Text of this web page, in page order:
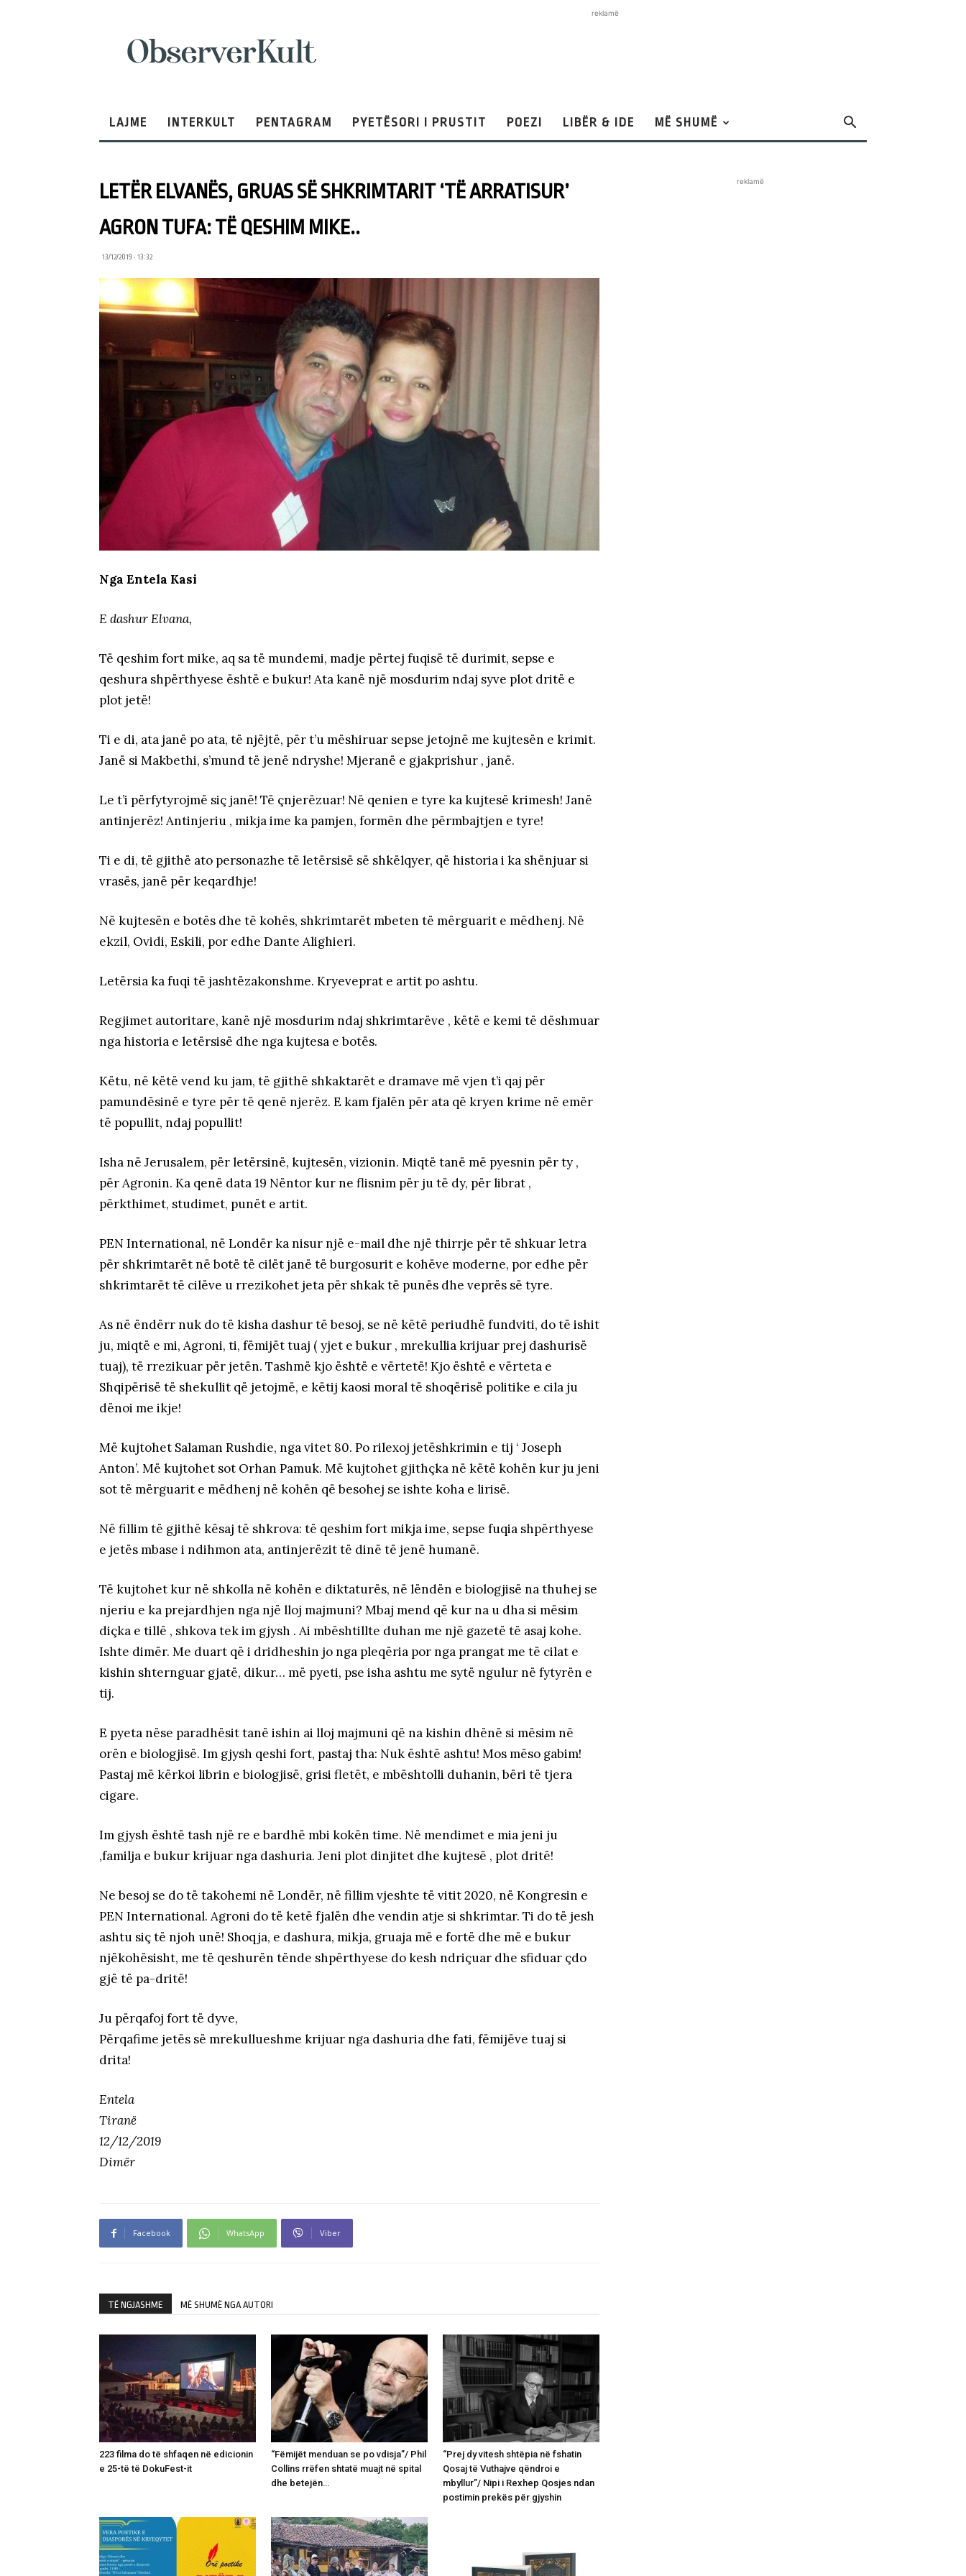
reklamë
LAJME INTERKULT PENTAGRAM PYETËSORI I PRUSTIT POEZI LIBËR & IDE MË SHUMË
LETËR ELVANËS, GRUAS SË SHKRIMTARIT ‘TË ARRATISUR’
AGRON TUFA: TË QESHIM MIKE..
13/12/2019 • 13:32
Nga Entela Kasi
E dashur Elvana,
Të qeshim fort mike, aq sa të mundemi, madje përtej fuqisë të durimit, sepse e
qeshura shpërthyese është e bukur! Ata kanë një mosdurim ndaj syve plot dritë e
plot jetë!
Ti e di, ata janë po ata, të njëjtë, për t’u mëshiruar sepse jetojnë me kujtesën e krimit.
Janë si Makbethi, s’mund të jenë ndryshe! Mjeranë e gjakprishur , janë.
Le t’i përfytyrojmë siç janë! Të çnjerëzuar! Në qenien e tyre ka kujtesë krimesh! Janë
antinjerëz! Antinjeriu , mikja ime ka pamjen, formën dhe përmbajtjen e tyre!
Ti e di, të gjithë ato personazhe të letërsisë së shkëlqyer, që historia i ka shënjuar si
vrasës, janë për keqardhje!
Në kujtesën e botës dhe të kohës, shkrimtarët mbeten të mërguarit e mëdhenj. Në
ekzil, Ovidi, Eskili, por edhe Dante Alighieri.
Letërsia ka fuqi të jashtëzakonshme. Kryeveprat e artit po ashtu.
Regjimet autoritare, kanë një mosdurim ndaj shkrimtarëve , këtë e kemi të dëshmuar
nga historia e letërsisë dhe nga kujtesa e botës.
Këtu, në këtë vend ku jam, të gjithë shkaktarët e dramave më vjen t’i qaj për
pamundësinë e tyre për të qenë njerëz. E kam fjalën për ata që kryen krime në emër
të popullit, ndaj popullit!
Isha në Jerusalem, për letërsinë, kujtesën, vizionin. Miqtë tanë më pyesnin për ty ,
për Agronin. Ka qenë data 19 Nëntor kur ne flisnim për ju të dy, për librat ,
përkthimet, studimet, punët e artit.
PEN International, në Londër ka nisur një e-mail dhe një thirrje për të shkuar letra
për shkrimtarët në botë të cilët janë të burgosurit e kohëve moderne, por edhe për
shkrimtarët të cilëve u rrezikohet jeta për shkak të punës dhe veprës së tyre.
As në ëndërr nuk do të kisha dashur të besoj, se në këtë periudhë fundviti, do të ishit
ju, miqtë e mi, Agroni, ti, fëmijët tuaj ( yjet e bukur , mrekullia krijuar prej dashurisë
tuaj), të rrezikuar për jetën. Tashmë kjo është e vërtetë! Kjo është e vërteta e
Shqipërisë të shekullit që jetojmë, e këtij kaosi moral të shoqërisë politike e cila ju
dënoi me ikje!
Më kujtohet Salaman Rushdie, nga vitet 80. Po rilexoj jetëshkrimin e tij ‘ Joseph
Anton’. Më kujtohet sot Orhan Pamuk. Më kujtohet gjithçka në këtë kohën kur ju jeni
sot të mërguarit e mëdhenj në kohën që besohej se ishte koha e lirisë.
Në fillim të gjithë kësaj të shkrova: të qeshim fort mikja ime, sepse fuqia shpërthyese
e jetës mbase i ndihmon ata, antinjerëzit të dinë të jenë humanë.
Të kujtohet kur në shkolla në kohën e diktaturës, në lëndën e biologjisë na thuhej se
njeriu e ka prejardhjen nga një lloj majmuni? Mbaj mend që kur na u dha si mësim
diçka e tillë , shkova tek im gjysh . Ai mbështillte duhan me një gazetë të asaj kohe.
Ishte dimër. Me duart që i dridheshin jo nga pleqëria por nga prangat me të cilat e
kishin shternguar gjatë, dikur… më pyeti, pse isha ashtu me sytë ngulur në fytyrën e
tij.
E pyeta nëse paradhësit tanë ishin ai lloj majmuni që na kishin dhënë si mësim në
orën e biologjisë. Im gjysh qeshi fort, pastaj tha: Nuk është ashtu! Mos mëso gabim!
Pastaj më kërkoi librin e biologjisë, grisi fletët, e mbështolli duhanin, bëri të tjera
cigare.
Im gjysh është tash një re e bardhë mbi kokën time. Në mendimet e mia jeni ju
,familja e bukur krijuar nga dashuria. Jeni plot dinjitet dhe kujtesë , plot dritë!
Ne besoj se do të takohemi në Londër, në fillim vjeshte të vitit 2020, në Kongresin e
PEN International. Agroni do të ketë fjalën dhe vendin atje si shkrimtar. Ti do të jesh
ashtu siç të njoh unë! Shoqja, e dashura, mikja, gruaja më e fortë dhe më e bukur
njëkohësisht, me të qeshurën tënde shpërthyese do kesh ndriçuar dhe sfiduar çdo
gjë të pa-dritë!
Ju përqafoj fort të dyve,
Përqafime jetës së mrekullueshme krijuar nga dashuria dhe fati, fëmijëve tuaj si
drita!
Entela
Tiranë
12/12/2019
Dimër
Facebook WhatsApp Viber
TË NGJASHME MË SHUMË NGA AUTORI
223 filma do të shfaqen në edicionin
e 25-të të DokuFest-it
“Fëmijët menduan se po vdisja”/ Phil
Collins rrëfen shtatë muajt në spital
dhe betejën…
“Prej dy vitesh shtëpia në fshatin
Qosaj të Vuthajve qëndroi e
mbyllur”/ Nipi i Rexhep Qosjes ndan
postimin prekës për gjyshin
reklamë